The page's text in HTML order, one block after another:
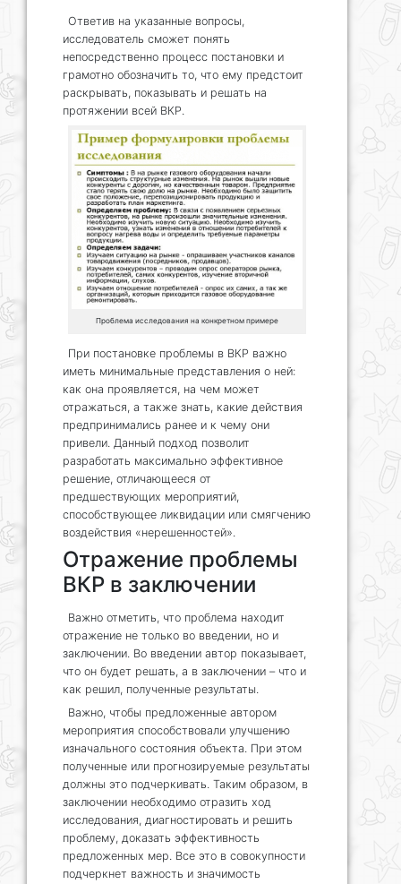
Ответив на указанные вопросы,
исследователь сможет понять
непосредственно процесс постановки и
грамотно обозначить то, что ему предстоит
раскрывать, показывать и решать на
протяжении всей ВКР.
Проблема исследования на конкретном примере
При постановке проблемы в ВКР важно
иметь минимальные представления о ней:
как она проявляется, на чем может
отражаться, а также знать, какие действия
предпринимались ранее и к чему они
привели. Данный подход позволит
разработать максимально эффективное
решение, отличающееся от
предшествующих мероприятий,
способствующее ликвидации или смягчению
воздействия «нерешенностей».
Отражение проблемы
ВКР в заключении
Важно отметить, что проблема находит
отражение не только во введении, но и
заключении. Во введении автор показывает,
что он будет решать, а в заключении – что и
как решил, полученные результаты.
Важно, чтобы предложенные автором
мероприятия способствовали улучшению
изначального состояния объекта. При этом
полученные или прогнозируемые результаты
должны это подчеркивать. Таким образом, в
заключении необходимо отразить ход
исследования, диагностировать и решить
проблему, доказать эффективность
предложенных мер. Все это в совокупности
подчеркнет важность и значимость